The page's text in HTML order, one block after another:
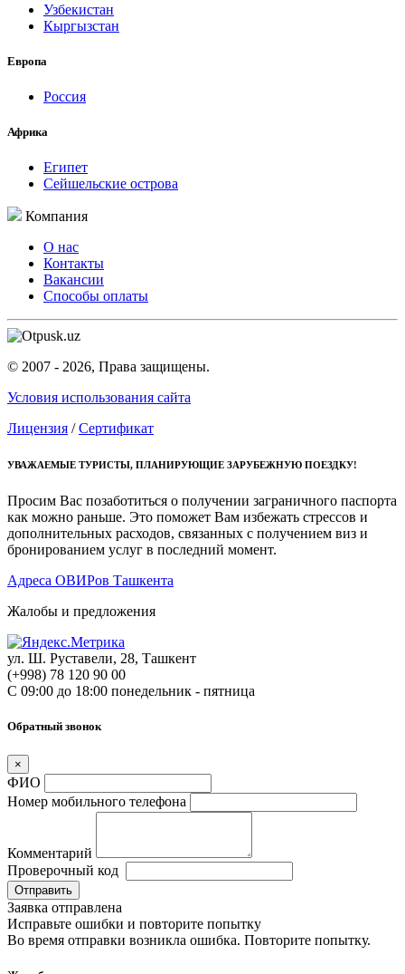
Узбекистан
Кыргызстан
Европа
Россия
Африка
Египет
Сейшельские острова
Компания
О нас
Контакты
Вакансии
Способы оплаты
© 2007 - 2026, Права защищены.
Условия использования сайта
Лицензия /Сертификат
УВАЖАЕМЫЕ ТУРИСТЫ, ПЛАНИРУЮЩИЕ ЗАРУБЕЖНУЮ ПОЕЗДКУ!
Просим Вас позаботиться о получении заграничного паспорта
как можно раньше. Это поможет Вам избежать стрессов и
дополнительных расходов, связанных с получением виз и
бронированием услуг в последний момент.
Адреса ОВИРов Ташкента
Жалобы и предложения
ул. Ш. Руставели, 28, Ташкент
(+998) 78 120 90 00
С 09:00 до 18:00 понедельник - пятница
Обратный звонок
×
ФИО
Номер мобильного телефона
Комментарий
Проверочный код
Отправить
Заявка отправлена
Исправьте ошибки и повторите попытку
Во время отправки возникла ошибка. Повторите попытку.